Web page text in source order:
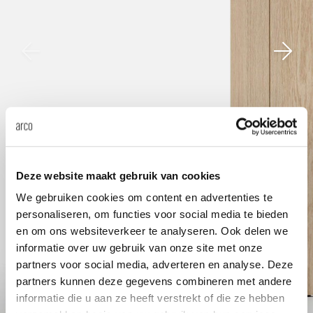
Deze website maakt gebruik van cookies
We gebruiken cookies om content en advertenties te
personaliseren, om functies voor social media te bieden
en om ons websiteverkeer te analyseren. Ook delen we
informatie over uw gebruik van onze site met onze
partners voor social media, adverteren en analyse. Deze
partners kunnen deze gegevens combineren met andere
informatie die u aan ze heeft verstrekt of die ze hebben
local
vision
sessel
cm15
cm21
cm22
uli
raw
jorre
ivan
jonas